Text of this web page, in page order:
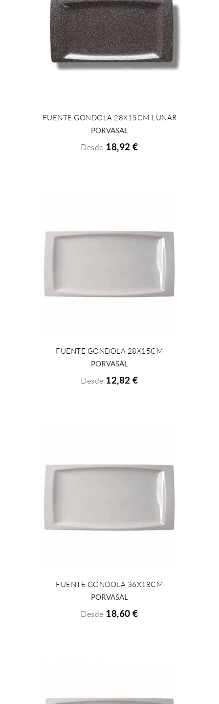
+ INFO
FUENTE GONDOLA 28X15CM LUNAR
PORVASAL
Desde 18,92 €
+ INFO
FUENTE GONDOLA 28X15CM
PORVASAL
Desde 12,82 €
+ INFO
FUENTE GONDOLA 36X18CM
PORVASAL
Desde 18,60 €